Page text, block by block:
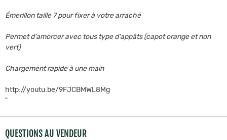
Émerillon taille 7 pour fixer à votre arraché
Permet d'amorcer avec tous type d'appâts(capot orange et non
vert)
Chargement rapide à une main
http://youtu.be/9FJCBMWL8Mg
"
QUESTIONS AU VENDEUR